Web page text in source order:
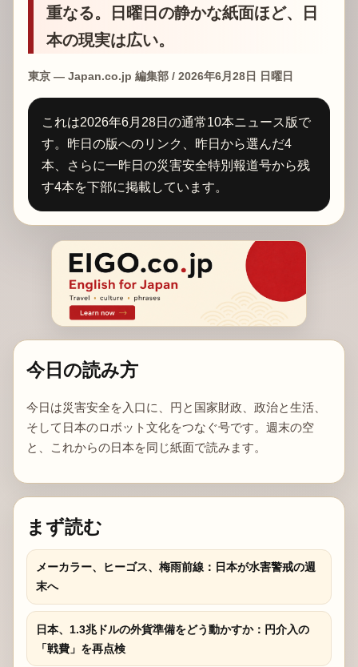
重なる。日曜日の静かな紙面ほど、日
本の現実は広い。
東京 — Japan.co.jp 編集部 / 2026年6月28日 日曜日
これは2026年6月28日の通常10本ニュース版で
す。昨日の版へのリンク、昨日から選んだ4
本、さらに一昨日の災害安全特別報道号から残
す4本を下部に掲載しています。
今日の読み方
今日は災害安全を入口に、円と国家財政、政治と生活、
そして日本のロボット文化をつなぐ号です。週末の空
と、これからの日本を同じ紙面で読みます。
まず読む
メーカラー、ヒーゴス、梅雨前線：日本が水害警戒の週
末へ
日本、1.3兆ドルの外貨準備をどう動かすか：円介入の
「戦費」を再点検